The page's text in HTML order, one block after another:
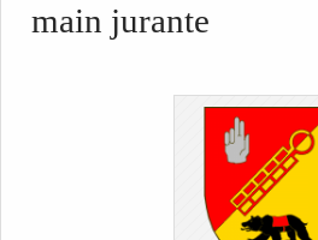
main jurante